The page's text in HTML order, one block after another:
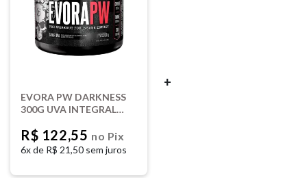
EVORA PW DARKNESS
300G UVA INTEGRAL
R$ 122,55 no Pix
6x de R$ 21,50 sem juros
+